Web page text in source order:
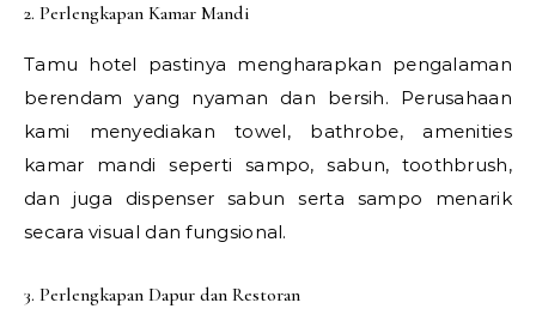
2. Perlengkapan Kamar Mandi
Tamu hotel pastinya mengharapkan pengalaman
berendam yang nyaman dan bersih. Perusahaan
kami menyediakan towel, bathrobe, amenities
kamar mandi seperti sampo, sabun, toothbrush,
dan juga dispenser sabun serta sampo menarik
secara visual dan fungsional.
3. Perlengkapan Dapur dan Restoran